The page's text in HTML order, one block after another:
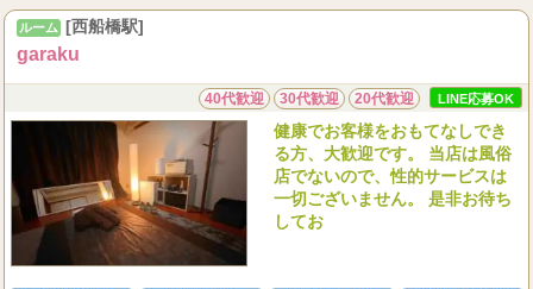
...
ルーム [西船橋駅]
garaku
40代歓迎 30代歓迎 20代歓迎 LINE応募OK
健康でお客様をおもてなしでき
る方、大歓迎です。 当店は風俗
店でないので、性的サービスは
一切ございません。 是非お待ち
してお